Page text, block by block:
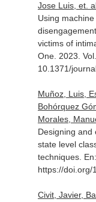
Jose Luis, et.
Using
victims of
One. 2023.
10.1371/
Muñoz, Luis,
Bohórquez
Morales,
Designing and
state level
techniques.
https://doi.org/
Civit, Javier,